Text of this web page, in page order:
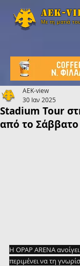
Aek-
Με τη ματιά
Stadium Tour
από το
AEK-view
30 Ιαν 2025
H OPAP ARENA
περιμένει να τη